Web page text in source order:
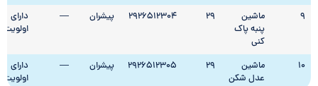
9
ماشین
پنبه پاک
کنی
29
2926512304 پیشران —
دارای
اولویت
10
ماشین
عدل شکن
29
2926512305 پیشران —
دارای
اولویت